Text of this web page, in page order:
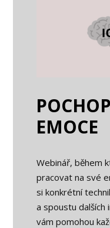
EMOCE
Webinář, během
pracovat na své
si konkrétní
a spoustu dalších
vám pomohou